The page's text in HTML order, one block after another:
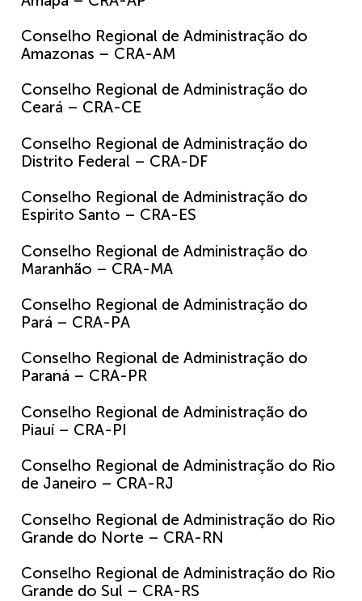
Conselho Regional de Administração do
Amazonas – CRA-AM
Conselho Regional de Administração do
Ceará – CRA-CE
Conselho Regional de Administração do
Distrito Federal – CRA-DF
Conselho Regional de Administração do
Espirito Santo – CRA-ES
Conselho Regional de Administração do
Maranhão – CRA-MA
Conselho Regional de Administração do
Pará – CRA-PA
Conselho Regional de Administração do
Paraná – CRA-PR
Conselho Regional de Administração do
Piauí – CRA-PI
Conselho Regional de Administração do Rio
de Janeiro – CRA-RJ
Conselho Regional de Administração do Rio
Grande do Norte – CRA-RN
Conselho Regional de Administração do Rio
Grande do Sul – CRA-RS